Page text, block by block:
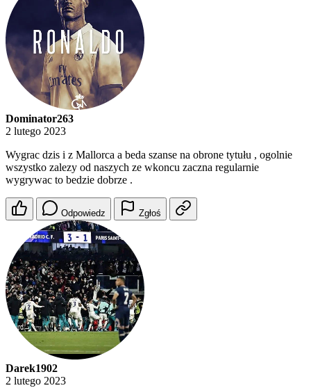
Dominator263
2 lutego 2023
Wygrac dzis i z Mallorca a beda szanse na obrone tytułu , ogolnie
wszystko zalezy od naszych ze wkoncu zaczna regularnie
wygrywac to bedzie dobrze .
Odpowiedz Zgłoś
Darek1902
2 lutego 2023